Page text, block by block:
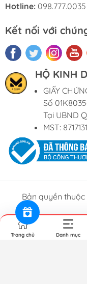
Hotline: 098.777.0035
Kết nối với
HỘ KINH
GIẤY
Số
Tại UBND
MST:
Bản quyền thuộc
Trang chủ Danh mục